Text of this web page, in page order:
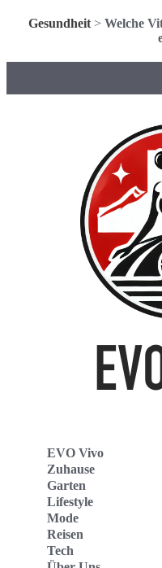
Gesundheit > Welche
EVO Vivo
Zuhause
Garten
Lifestyle
Mode
Reisen
Tech